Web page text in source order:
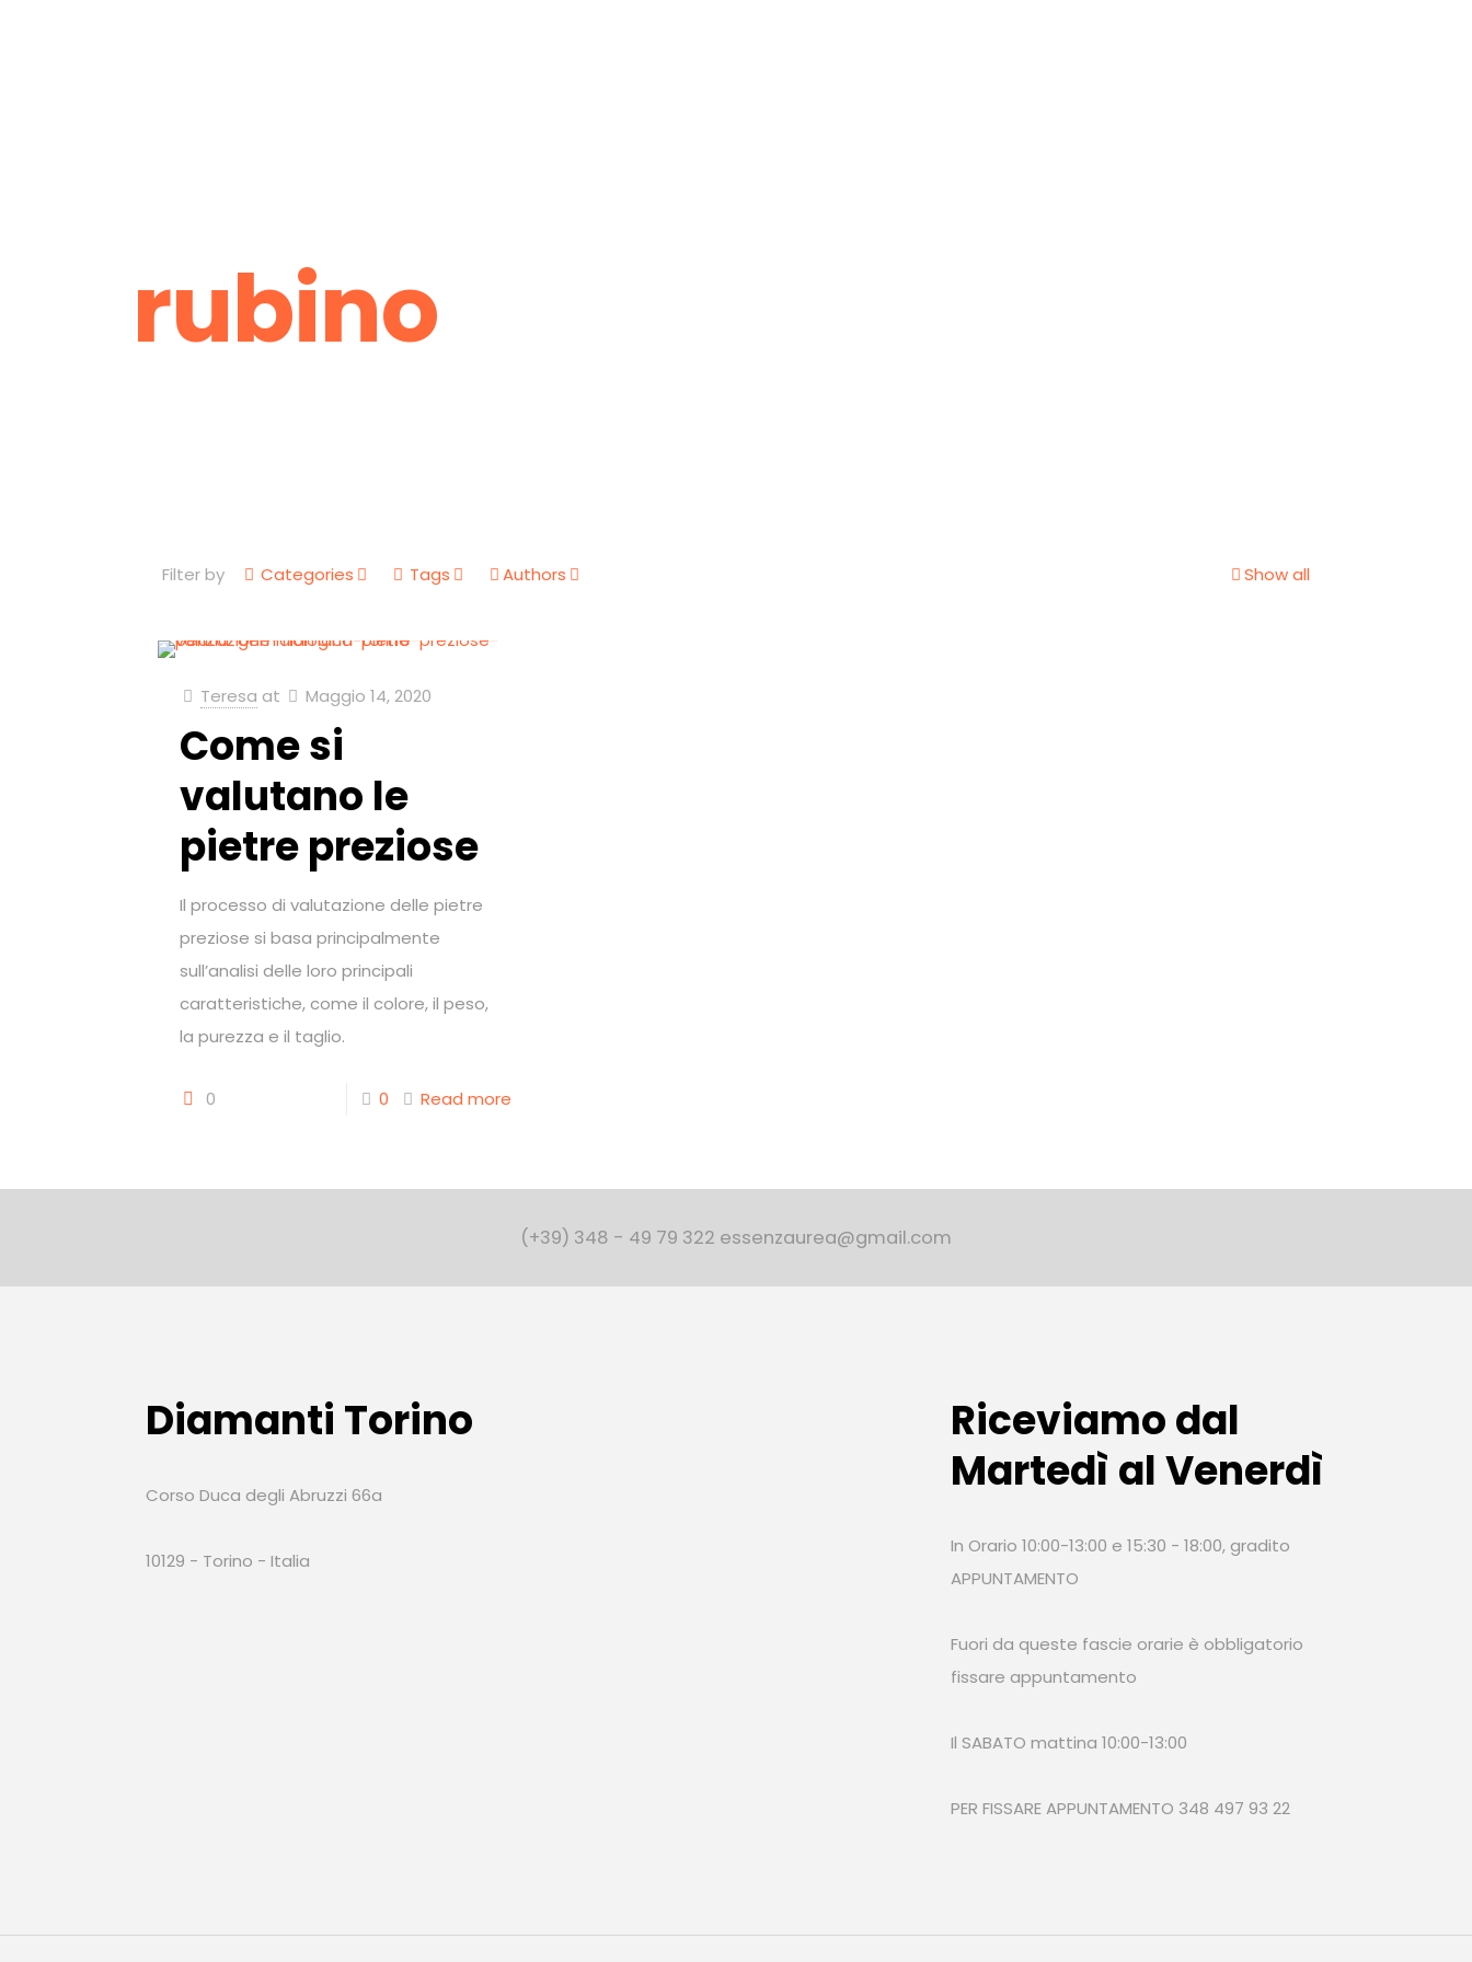
rubino
Filter by Categories Tags Authors Show all
Teresa at Maggio 14, 2020
Come si
valutano le
pietre preziose
Il processo di valutazione delle pietre
preziose si basa principalmente
sull’analisi delle loro principali
caratteristiche, come il colore, il peso,
la purezza e il taglio.
0 0 Read more
(+39) 348 - 49 79 322 essenzaurea@gmail.com
Diamanti Torino
Corso Duca degli Abruzzi 66a
10129 - Torino - Italia
Riceviamo dal
Martedì al Venerdì
In Orario 10:00-13:00 e 15:30 - 18:00, gradito
APPUNTAMENTO
Fuori da queste fascie orarie è obbligatorio
fissare appuntamento
Il SABATO mattina 10:00-13:00
PER FISSARE APPUNTAMENTO 348 497 93 22